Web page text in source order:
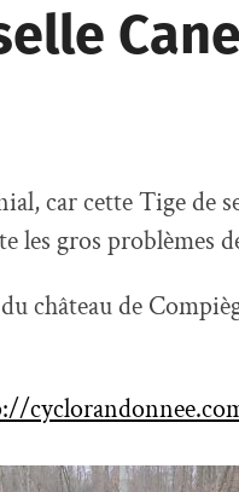
car cette Tige de
les gros problèmes
du château de